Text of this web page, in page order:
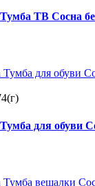
ТВ Сосна
для обуви